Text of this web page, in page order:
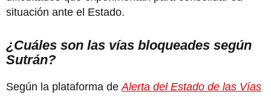
situación ante el Estado.
¿Cuáles son las vías bloqueades según
Sutrán?
Según la plataforma de Alerta del Estado de las Vías